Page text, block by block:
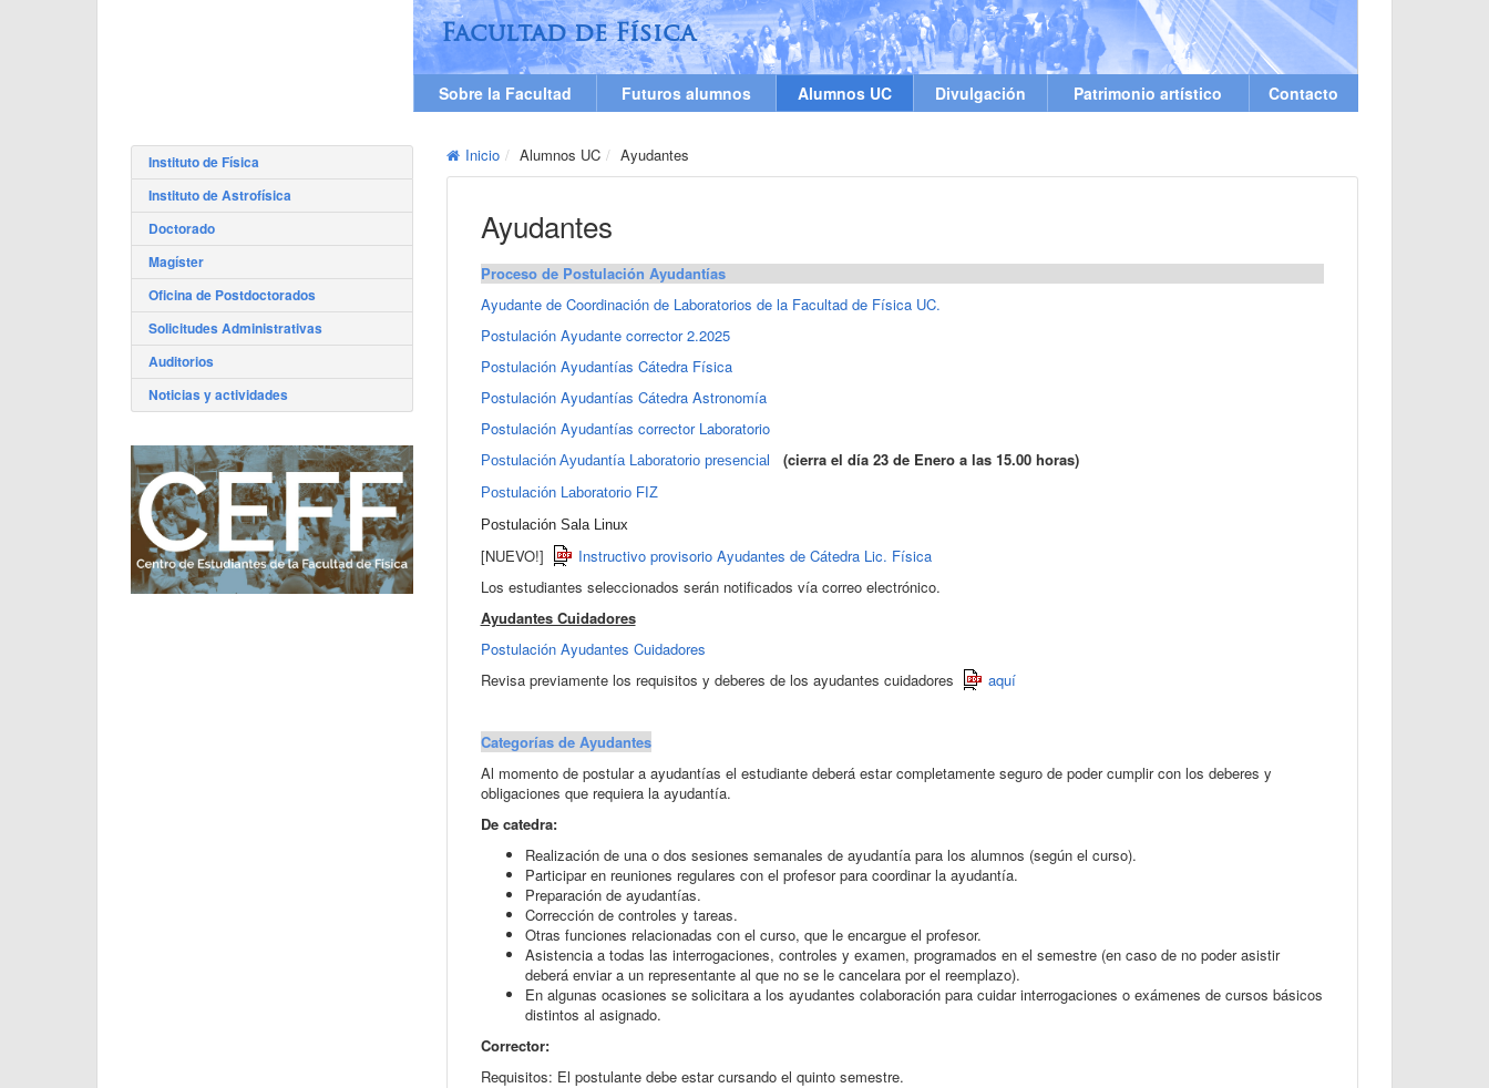
Facultad de Física
Sobre la Facultad Futuros alumnos Alumnos UC Divulgación Patrimonio artístico Contacto
Inicio Alumnos UC Ayudantes
Ayudantes
Proceso de Postulación Ayudantías
Ayudante de Coordinación de Laboratorios de la Facultad de Física UC.
Postulación Ayudante corrector 2.2025
Postulación Ayudantías Cátedra Física
Postulación Ayudantías Cátedra Astronomía
Postulación Ayudantías corrector Laboratorio
Postulación Ayudantía Laboratorio presencial (cierra el día 23 de Enero a las 15.00 horas)
Postulación Laboratorio FIZ
Postulación Sala Linux
[NUEVO!]
Instructivo provisorio Ayudantes de Cátedra Lic. Física
Los estudiantes seleccionados serán notificados vía correo electrónico.
Ayudantes Cuidadores
Postulación Ayudantes Cuidadores
Revisa previamente los requisitos y deberes de los ayudantes cuidadores
aquí
Categorías de Ayudantes
Al momento de postular a ayudantías el estudiante deberá estar completamente seguro de poder cumplir con los deberes y
obligaciones que requiera la ayudantía.
De catedra:
Realización de una o dos sesiones semanales de ayudantía para los alumnos (según el curso).
Participar en reuniones regulares con el profesor para coordinar la ayudantía.
Preparación de ayudantías.
Corrección de controles y tareas.
Otras funciones relacionadas con el curso, que le encargue el profesor.
Asistencia a todas las interrogaciones, controles y examen, programados en el semestre (en caso de no poder asistir
deberá enviar a un representante al que no se le cancelara por el reemplazo).
En algunas ocasiones se solicitara a los ayudantes colaboración para cuidar interrogaciones o exámenes de cursos básicos
distintos al asignado.
Corrector:
Requisitos: El postulante debe estar cursando el quinto semestre.
Instituto de Física
Instituto de Astrofísica
Doctorado
Magíster
Oficina de Postdoctorados
Solicitudes Administrativas
Auditorios
Noticias y actividades